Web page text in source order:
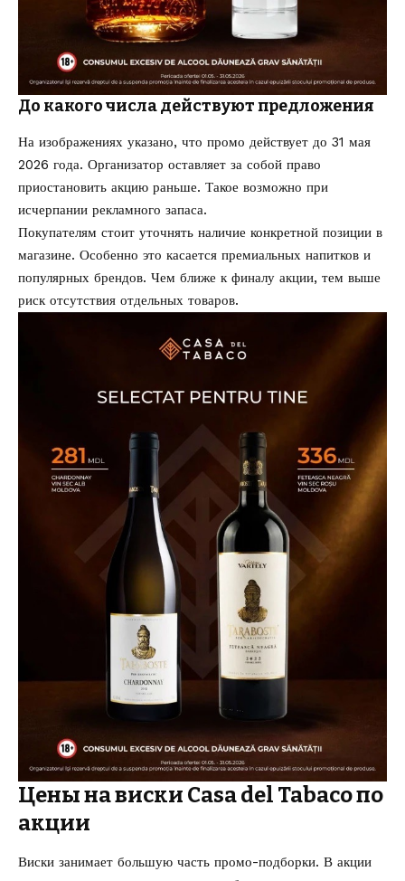
До какого числа действуют предложения
На изображениях указано, что промо действует до 31 мая
2026 года. Организатор оставляет за собой право
приостановить акцию раньше. Такое возможно при
исчерпании рекламного запаса.
Покупателям стоит уточнять наличие конкретной позиции в
магазине. Особенно это касается премиальных напитков и
популярных брендов. Чем ближе к финалу акции, тем выше
риск отсутствия отдельных товаров.
Цены на виски Casa del Tabaco по
акции
Виски занимает большую часть промо-подборки. В акции